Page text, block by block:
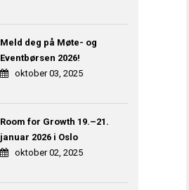
Meld deg på Møte- og
Eventbørsen 2026!
oktober 03, 2025
Room for Growth 19.–21.
januar 2026 i Oslo
oktober 02, 2025